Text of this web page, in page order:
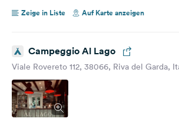
Zeige in Liste Auf Karte anzeigen
Campeggio Al Lago
Viale Rovereto 112, 38066, Riva del Garda,